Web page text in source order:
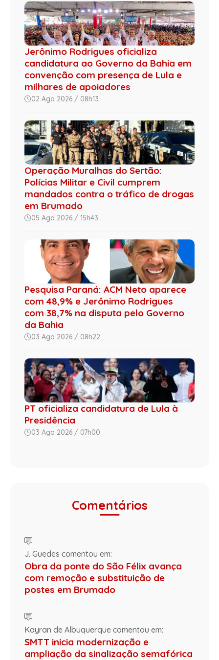
Jerônimo Rodrigues oficializa
candidatura ao Governo da Bahia em
convenção com presença de Lula e
milhares de apoiadores
02 Ago 2026 / 08h13
Operação Muralhas do Sertão:
Polícias Militar e Civil cumprem
mandados contra o tráfico de drogas
em Brumado
05 Ago 2026 / 15h43
Pesquisa Paraná: ACM Neto aparece
com 48,9% e Jerônimo Rodrigues
com 38,7% na disputa pelo Governo
da Bahia
03 Ago 2026 / 08h22
PT oficializa candidatura de Lula à
Presidência
03 Ago 2026 / 07h00
Comentários
J. Guedes comentou em:
Obra da ponte do São Félix avança
com remoção e substituição de
postes em Brumado
Kayran de Albuquerque comentou em:
SMTT inicia modernização e
ampliação da sinalização semafórica